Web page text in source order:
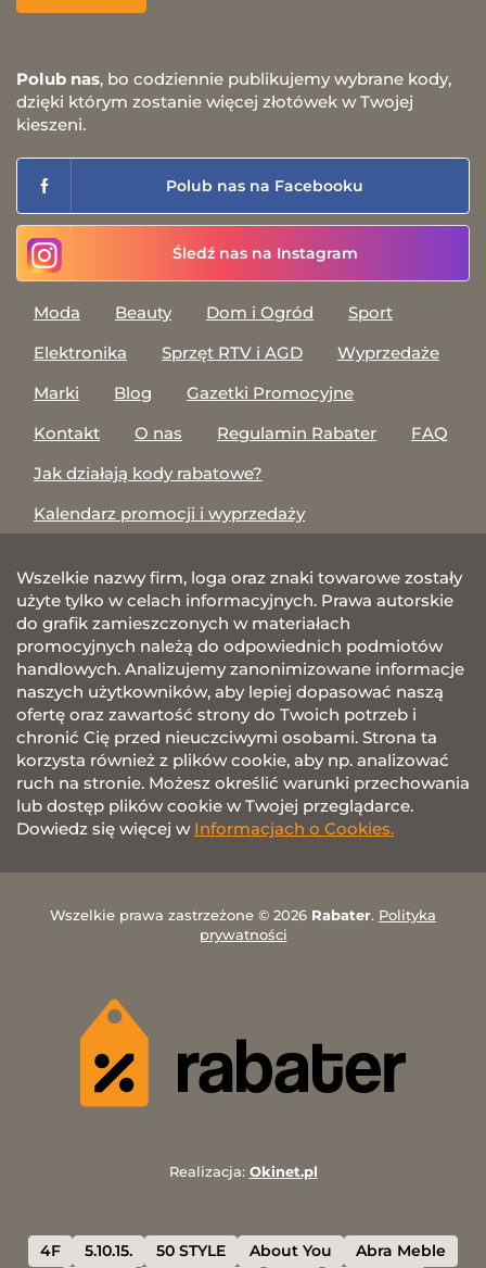
Polub nas, bo codziennie publikujemy wybrane kody,
dzięki którym zostanie więcej złotówek w Twojej
kieszeni.
Polub nas na Facebooku
Śledź nas na Instagram
Moda Beauty Dom i Ogród
Sport
Elektronika
Sprzęt RTV i AGD
Wyprzedaże
Marki
Blog
Gazetki Promocyjne
Kontakt
O nas Regulamin Rabater
FAQ
Jak działają kody rabatowe?
Kalendarz promocji i wyprzedaży
Wszelkie nazwy firm, loga oraz znaki towarowe zostały
użyte tylko w celach informacyjnych. Prawa autorskie
do grafik zamieszczonych w materiałach
promocyjnych należą do odpowiednich podmiotów
handlowych. Analizujemy zanonimizowane informacje
naszych użytkowników, aby lepiej dopasować naszą
ofertę oraz zawartość strony do Twoich potrzeb i
chronić Cię przed nieuczciwymi osobami. Strona ta
korzysta również z plików cookie, aby np. analizować
ruch na stronie. Możesz określić warunki przechowania
lub dostęp plików cookie w Twojej przeglądarce.
Dowiedz się więcej w Informacjach o Cookies.
Wszelkie prawa zastrzeżone © 2026 Rabater. Polityka
prywatności
Realizacja: Okinet.pl
4F 5.10.15. 50 STYLE About You Abra Meble